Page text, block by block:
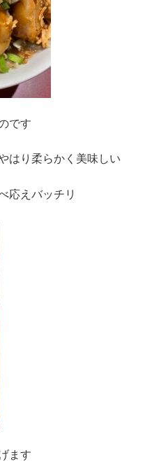
です
はり柔らかく美味しい
応えバッチリ
ます